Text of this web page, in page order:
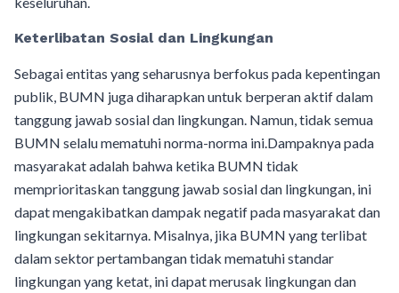
Keterlibatan Sosial dan Lingkungan
Sebagai entitas yang seharusnya berfokus pada kepentingan
publik, BUMN juga diharapkan untuk berperan aktif dalam
tanggung jawab sosial dan lingkungan. Namun, tidak semua
BUMN selalu mematuhi norma-norma ini.Dampaknya pada
masyarakat adalah bahwa ketika BUMN tidak
memprioritaskan tanggung jawab sosial dan lingkungan, ini
dapat mengakibatkan dampak negatif pada masyarakat dan
lingkungan sekitarnya. Misalnya, jika BUMN yang terlibat
dalam sektor pertambangan tidak mematuhi standar
lingkungan yang ketat, ini dapat merusak lingkungan dan